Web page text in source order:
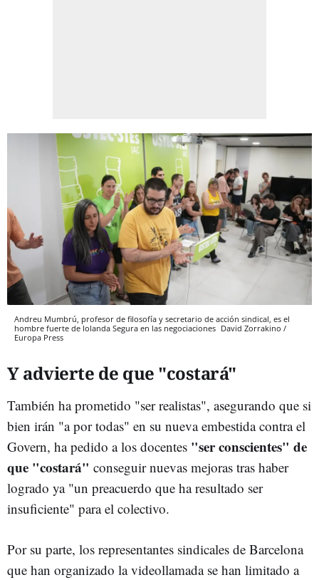
Andreu Mumbrú, profesor de filosofía y secretario de acción sindical, es el
hombre fuerte de Iolanda Segura en las negociaciones David Zorrakino /
Europa Press
Y advierte de que "costará"
También ha prometido "ser realistas", asegurando que si
bien irán "a por todas" en su nueva embestida contra el
Govern, ha pedido a los docentes "ser conscientes" de
que "costará" conseguir nuevas mejoras tras haber
logrado ya "un preacuerdo que ha resultado ser
insuficiente" para el colectivo.
Por su parte, los representantes sindicales de Barcelona
que han organizado la videollamada se han limitado a